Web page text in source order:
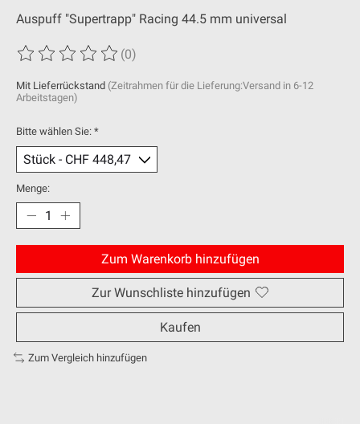
Auspuff "Supertrapp" Racing 44.5 mm universal
Die Bewertung dieses Produkts ist
(0)
Mit Lieferrückstand (Zeitrahmen für die Lieferung:Versand in 6-12
Arbeitstagen)
Bitte wählen Sie: *
Menge:
Zum Warenkorb hinzufügen
Zur Wunschliste hinzufügen
Kaufen
Zum Vergleich hinzufügen